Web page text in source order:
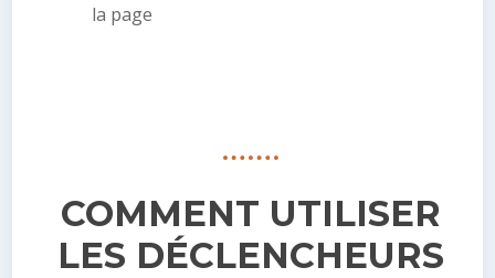
la page
COMMENT UTILISER
LES DÉCLENCHEURS